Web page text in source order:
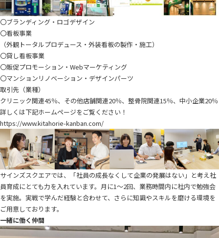
〇ブランディング・ロゴデザイン
〇看板事業
（外観トータルプロデュース・外装看板の製作・施工）
〇貸し看板事業
〇販促プロモーション・Webマーケティング
〇マンションリノベーション・デザインパーツ
取引先（業種）
クリニック関連45％、その他店舗関連20％、整骨院関連15％、中小企業20％
詳しくは下記ホームページをご覧ください！
https://www.kitahorie-kanban.com/
サインズスクエアでは、「社員の成長なくして企業の発展はない」と考え社
員育成にとても力を入れています。月に1～2回、業務時間内に社内で勉強会
を実施。実戦で学んだ経験と合わせて、さらに知識やスキルを磨ける環境を
ご用意しております。
一緒に働く仲間